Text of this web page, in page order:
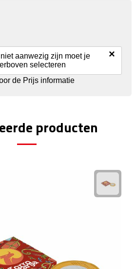
aanwezig zijn moet je
selecteren
×
de Prijs informatie
producten